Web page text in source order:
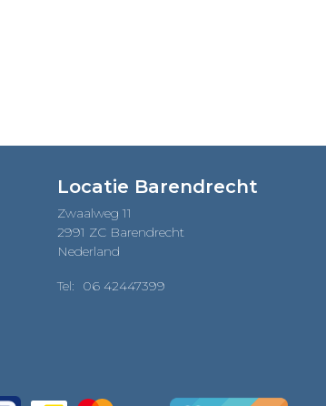
Locatie Barendrecht
Zwaalweg 11
2991 ZC Barendrecht
Nederland
Tel: 06 42447399